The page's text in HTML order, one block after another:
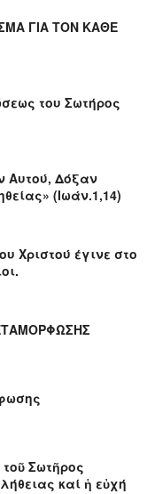
ΓΙΑ ΤΟΝ ΚΑΘΕ
του Σωτήρος
Αυτού, Δόξαν
(Ιωάν.1,14)
Χριστού έγινε στο
Σωτῆρος
καί ἡ εὐχή